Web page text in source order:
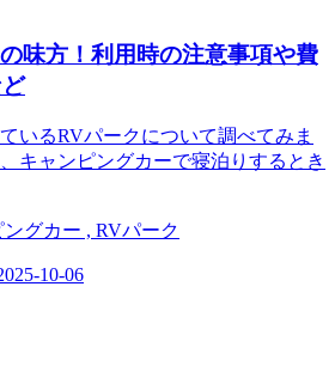
味方！利用時の注意事項や費
いるRVパークについて調べてみま
キャンピングカーで寝泊りするとき
グカー , RVパーク
10-06